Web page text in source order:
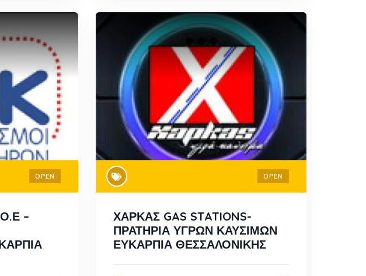
OPEN
–
OPEN
ΧΑΡΚΑΣ GAS STATIONS-
ΠΡΑΤΗΡΙΑ ΥΓΡΩΝ ΚΑΥΣΙΜΩΝ
ΕΥΚΑΡΠΙΑ ΘΕΣΣΑΛΟΝΙΚΗΣ